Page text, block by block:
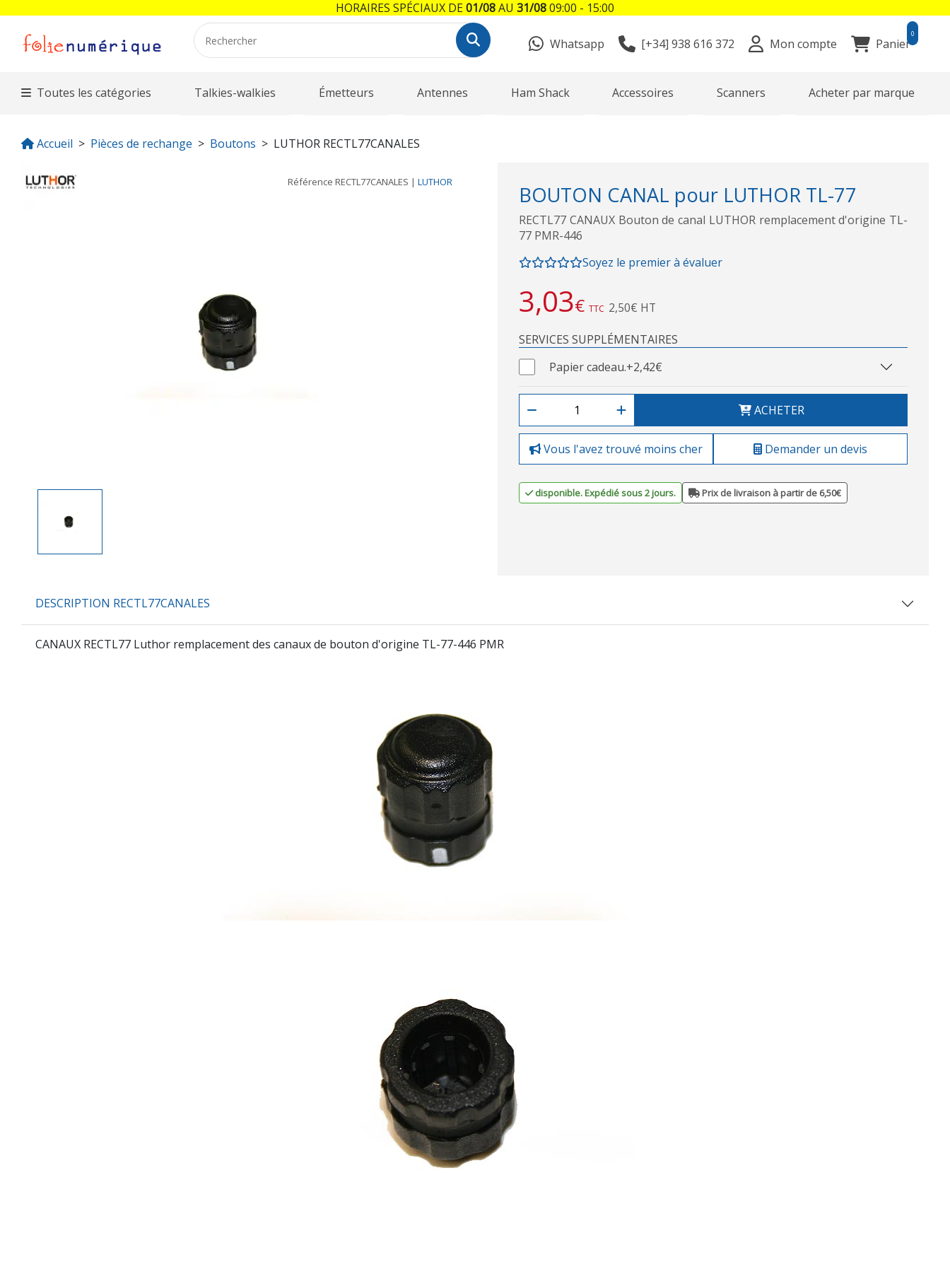
Whatsapp [+34] 938 616 372 Mon compte Panier
0
Toutes les catégories Talkies-walkies Émetteurs Antennes Ham Shack Accessoires Scanners Acheter par marque
Accueil Pièces de rechange Boutons LUTHOR RECTL77CANALES
Référence RECTL77CANALES | LUTHOR BOUTON CANAL pour LUTHOR TL-77
RECTL77 CANAUX Bouton de canal LUTHOR remplacement d'origine TL-
77 PMR-446
Soyez le premier à évaluer
3,03€ TTC 2,50€ HT
SERVICES SUPPLÉMENTAIRES
Papier cadeau.+2,42€
ACHETER
Vous l'avez trouvé moins cher Demander un devis
disponible. Expédié sous 2 jours. Prix de livraison à partir de 6,50€
DESCRIPTION RECTL77CANALES
CANAUX RECTL77 Luthor remplacement des canaux de bouton d'origine TL-77-446 PMR
HORAIRES SPÉCIAUX DE01/08AU 31/0809:00 - 15:00